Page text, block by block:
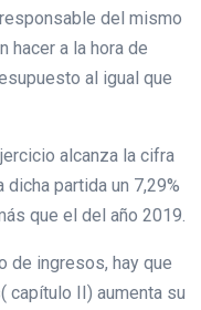
del mismo
hacer a la hora de
al igual que
alcanza la cifra
partida un 7,29%
que el del año 2019.
de ingresos, hay que
capítulo II) aumenta su